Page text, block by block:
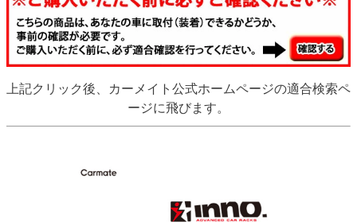
上記クリック後、カーメイト公式ホームページの適合検索ペ
ージに飛びます。